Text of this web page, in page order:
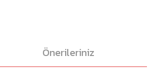
Önerileriniz